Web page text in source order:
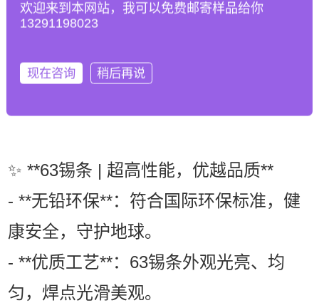
✨ **63锡条 | 超高性能，优越品质**
- **无铅环保**：符合国际环保标准，健
康安全，守护地球。
- **优质工艺**：63锡条外观光亮、均
匀，焊点光滑美观。
欢迎来到本网站，我可以免费邮寄样品给你
13291198023
现在咨询 稍后再说